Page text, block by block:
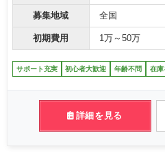
募集地域 全国
初期費用 1万～50万
サポート充実 初心者大歓迎 年齢不問 在庫
詳細を見る